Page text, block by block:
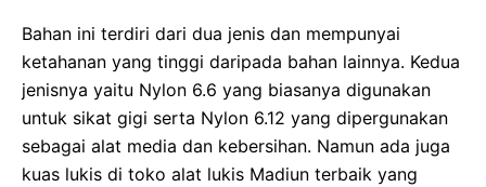
Bahan ini terdiri dari dua jenis dan mempunyai
ketahanan yang tinggi daripada bahan lainnya. Kedua
jenisnya yaitu Nylon 6.6 yang biasanya digunakan
untuk sikat gigi serta Nylon 6.12 yang dipergunakan
sebagai alat media dan kebersihan. Namun ada juga
kuas lukis di toko alat lukis Madiun terbaik yang